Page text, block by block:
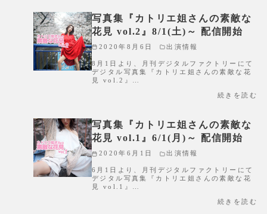
写真集『カトリエ姐さんの素敵な
花見 vol.2』8/1(土)～ 配信開始
2020年8月6日 出演情報
8月1日より、月刊デジタルファクトリーにて
デジタル写真集『カトリエ姐さんの素敵な花
見 vol.2』…
続きを読む
写真集『カトリエ姐さんの素敵な
花見 vol.1』6/1(月)～ 配信開始
2020年6月1日 出演情報
6月1日より、月刊デジタルファクトリーにて
デジタル写真集『カトリエ姐さんの素敵な花
見 vol.1』…
続きを読む